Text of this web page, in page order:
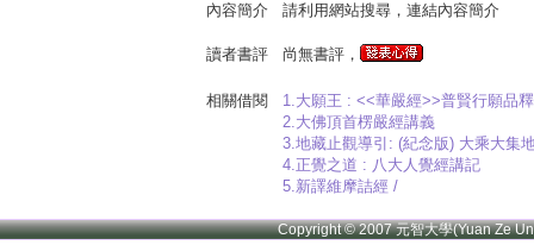
內容簡介 請利用網站搜尋，連結內容簡介
讀者書評 尚無書評，
相關借閱
1.大願王 : <<華嚴經>>普賢行願品
2.大佛頂首楞嚴經講義
3.地藏止觀導引: (紀念版) 大乘大集
4.正覺之道 : 八大人覺經講記
5.新譯維摩詰經 /
Copyright © 2007 元智大學(Yuan Ze